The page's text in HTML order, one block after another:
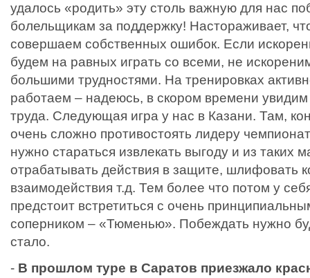
удалось «родить» эту столь важную для нас
болельщикам за поддержку! Настораживает,
совершаем собственных ошибок. Если
будем на равных играть со всеми, не
большими трудностями. На тренировках
работаем – надеюсь, в скором времени увидим
труда. Следующая игра у нас в Казани. Там,
очень сложно противостоять лидеру
нужно стараться извлекать выгоду и из таких
отрабатывать действия в защите, шлифовать
взаимодействия т.д. Тем более что потом у
предстоит встретиться с очень
соперником – «Тюменью». Побеждать нужно
стало.
- В прошлом туре в Саратов приезжало